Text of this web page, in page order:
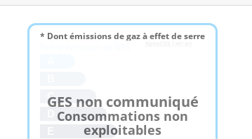
* Dont émissions de gaz à effet de serre
C
GES non communiqué
Consommations non
exploitables